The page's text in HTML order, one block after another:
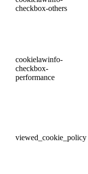
checkbox-others
cookielawinfo-
checkbox-
performance
viewed_cookie_policy